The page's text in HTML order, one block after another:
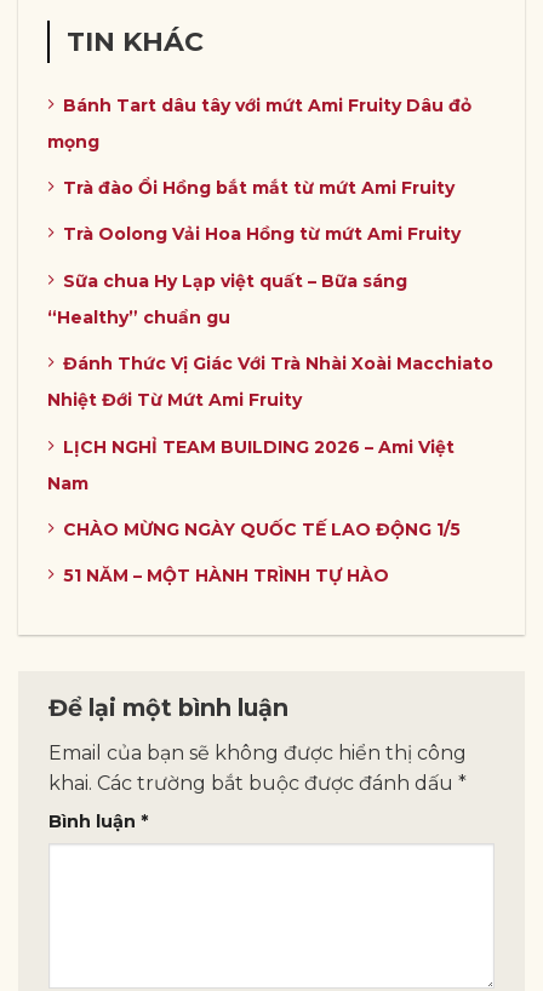
TIN KHÁC
Bánh Tart dâu tây với mứt Ami Fruity Dâu đỏ
mọng
Trà đào Ổi Hồng bắt mắt từ mứt Ami Fruity
Trà Oolong Vải Hoa Hồng từ mứt Ami Fruity
Sữa chua Hy Lạp việt quất – Bữa sáng
“Healthy” chuẩn gu
Đánh Thức Vị Giác Với Trà Nhài Xoài Macchiato
Nhiệt Đới Từ Mứt Ami Fruity
LỊCH NGHỈ TEAM BUILDING 2026 – Ami Việt
Nam
CHÀO MỪNG NGÀY QUỐC TẾ LAO ĐỘNG 1/5
51 NĂM – MỘT HÀNH TRÌNH TỰ HÀO
Để lại một bình luận
Email của bạn sẽ không được hiển thị công
khai. Các trường bắt buộc được đánh dấu *
Bình luận *